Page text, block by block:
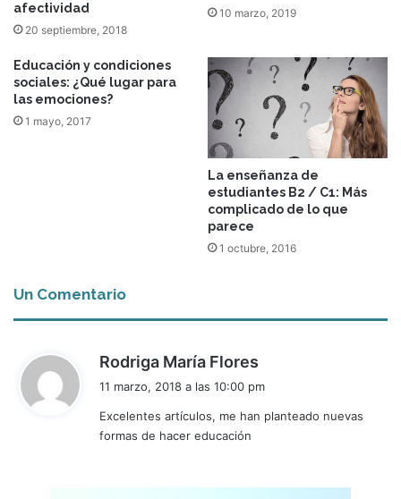
afectividad
20 septiembre, 2018
10 marzo, 2019
Educación y condiciones
sociales: ¿Qué lugar para
las emociones?
1 mayo, 2017
La enseñanza de
estudiantes B2 / C1: Más
complicado de lo que
parece
1 octubre, 2016
Un Comentario
Rodriga María Flores
e
11 marzo, 2018 a las 10:00 pm
Excelentes artículos, me han planteado nuevas
formas de hacer educación